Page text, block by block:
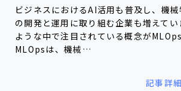
ビジネスにおけるAI活用も普及し、機
の開発と運用に取り組む企業も増えてい
ような中で注目されている概念がMLOps
MLOpsは、機械…
記事詳